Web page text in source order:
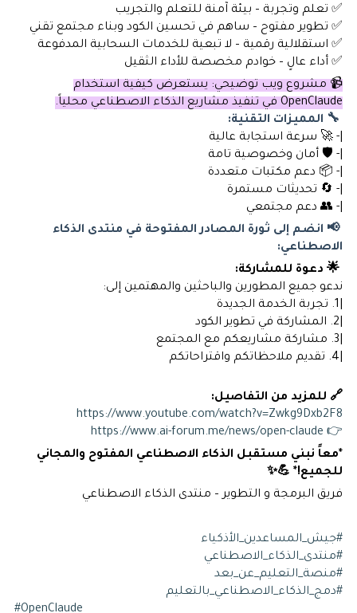
✅ تعلم وتجربة – بيئة آمنة للتعلم والتجريب
✅ تطوير مفتوح – ساهم في تحسين الكود وبناء مجتمع تقني
✅ استقلالية رقمية – لا تبعية للخدمات السحابية المدفوعة
✅ أداء عالٍ – خوادم مخصصة للأداء الثقيل
📹 مشروع ويب توضيحي: يستعرض كيفية استخدام
OpenClaude في تنفيذ مشاريع الذكاء الاصطناعي محلياً.
🔧 المميزات التقنية:
|- 🚀 سرعة استجابة عالية
|- 🛡️ أمان وخصوصية تامة
|- 📦 دعم مكتبات متعددة
|- 🔄 تحديثات مستمرة
|- 👥 دعم مجتمعي
📢 انضم إلى ثورة المصادر المفتوحة في منتدى الذكاء
الاصطناعي:
🌟 دعوة للمشاركة:
ندعو جميع المطورين والباحثين والمهتمين إلى:
🔗 للمزيد من التفاصيل:
https://www.youtube.com/watch?v=Zwkg9Dxb2F8
👉 https://www.ai-forum.me/news/open-claude
*معاً نبني مستقبل الذكاء الاصطناعي المفتوح والمجاني
للجميع!* 💪✨
فريق البرمجة و التطوير – منتدى الذكاء الاصطناعي
#جيش_المساعدين_الأذكياء
#منتدى_الذكاء_الاصطناعي
#منصة_التعليم_عن_بعد
#دمج_الذكاء_الاصطناعي_بالتعليم
#OpenClaude